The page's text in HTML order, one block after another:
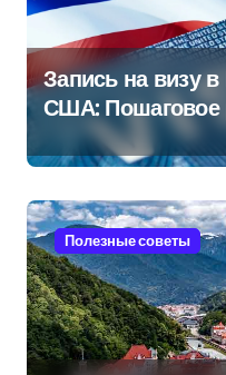
Запись на визу
США: Пошаговое
Полезные советы